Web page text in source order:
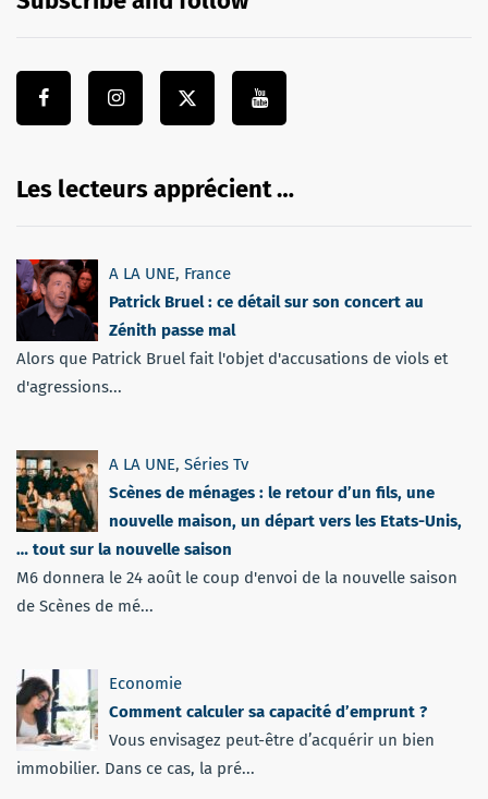
Les lecteurs apprécient …
A LA UNE, France
Patrick Bruel : ce détail sur son concert au
Zénith passe mal
Alors que Patrick Bruel fait l'objet d'accusations de viols et
d'agressions...
A LA UNE, Séries Tv
Scènes de ménages : le retour d’un fils, une
nouvelle maison, un départ vers les Etats-Unis,
… tout sur la nouvelle saison
M6 donnera le 24 août le coup d'envoi de la nouvelle saison
de Scènes de mé...
Economie
Comment calculer sa capacité d’emprunt ?
Vous envisagez peut-être d’acquérir un bien
immobilier. Dans ce cas, la pré...